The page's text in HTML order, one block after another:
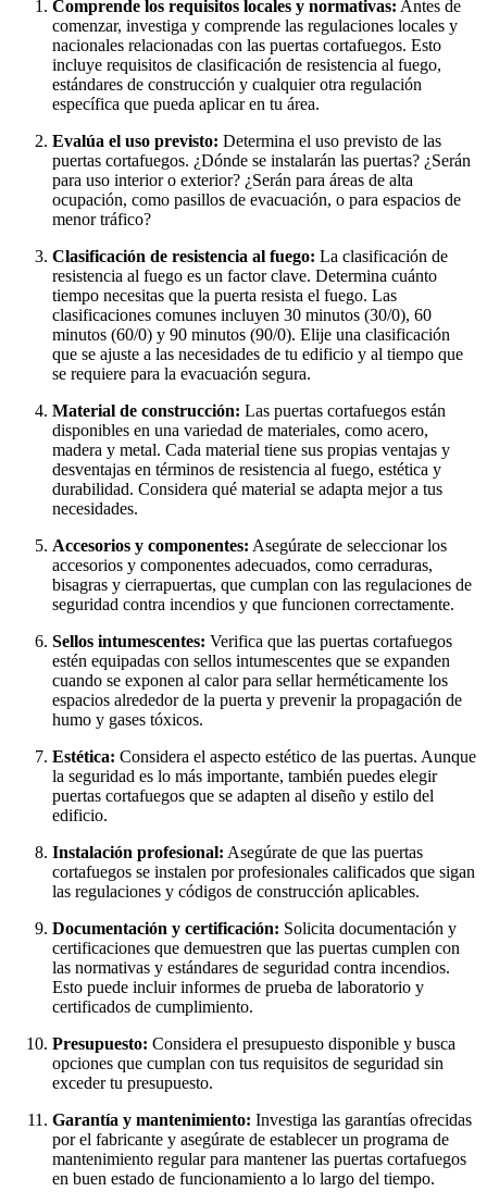
Comprende los requisitos locales y normativas: Antes de
comenzar, investiga y comprende las regulaciones locales y
nacionales relacionadas con las puertas cortafuegos. Esto
incluye requisitos de clasificación de resistencia al fuego,
estándares de construcción y cualquier otra regulación
específica que pueda aplicar en tu área.
Evalúa el uso previsto: Determina el uso previsto de las
puertas cortafuegos. ¿Dónde se instalarán las puertas? ¿Serán
para uso interior o exterior? ¿Serán para áreas de alta
ocupación, como pasillos de evacuación, o para espacios de
menor tráfico?
Clasificación de resistencia al fuego: La clasificación de
resistencia al fuego es un factor clave. Determina cuánto
tiempo necesitas que la puerta resista el fuego. Las
clasificaciones comunes incluyen 30 minutos (30/0), 60
minutos (60/0) y 90 minutos (90/0). Elije una clasificación
que se ajuste a las necesidades de tu edificio y al tiempo que
se requiere para la evacuación segura.
Material de construcción: Las puertas cortafuegos están
disponibles en una variedad de materiales, como acero,
madera y metal. Cada material tiene sus propias ventajas y
desventajas en términos de resistencia al fuego, estética y
durabilidad. Considera qué material se adapta mejor a tus
necesidades.
Accesorios y componentes: Asegúrate de seleccionar los
accesorios y componentes adecuados, como cerraduras,
bisagras y cierrapuertas, que cumplan con las regulaciones de
seguridad contra incendios y que funcionen correctamente.
Sellos intumescentes: Verifica que las puertas cortafuegos
estén equipadas con sellos intumescentes que se expanden
cuando se exponen al calor para sellar herméticamente los
espacios alrededor de la puerta y prevenir la propagación de
humo y gases tóxicos.
Estética: Considera el aspecto estético de las puertas. Aunque
la seguridad es lo más importante, también puedes elegir
puertas cortafuegos que se adapten al diseño y estilo del
edificio.
Instalación profesional: Asegúrate de que las puertas
cortafuegos se instalen por profesionales calificados que sigan
las regulaciones y códigos de construcción aplicables.
Documentación y certificación: Solicita documentación y
certificaciones que demuestren que las puertas cumplen con
las normativas y estándares de seguridad contra incendios.
Esto puede incluir informes de prueba de laboratorio y
certificados de cumplimiento.
Presupuesto: Considera el presupuesto disponible y busca
opciones que cumplan con tus requisitos de seguridad sin
exceder tu presupuesto.
Garantía y mantenimiento: Investiga las garantías ofrecidas
por el fabricante y asegúrate de establecer un programa de
mantenimiento regular para mantener las puertas cortafuegos
en buen estado de funcionamiento a lo largo del tiempo.